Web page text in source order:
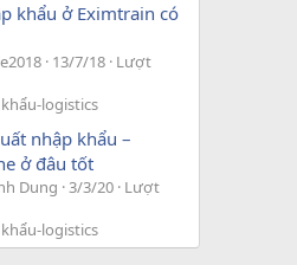
khẩu ở Eximtrain có
13/7/18 Lượt
logistics
nhập khẩu –
ở đâu tốt
Dung 3/3/20 Lượt
logistics